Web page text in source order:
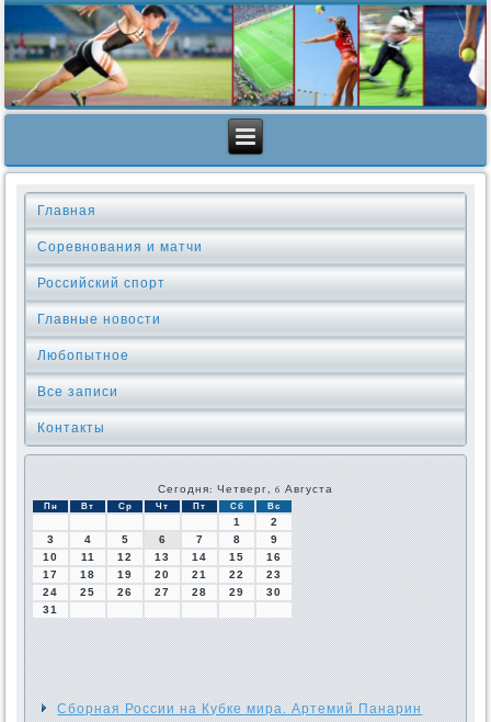
Главная
Соревнования и матчи
Российский спорт
Главные новости
Любопытное
Все записи
Контакты
Сегодня: Четверг, 6 Августа
Пн Вт Ср Чт Пт Сб Вс
1
2
3
4 5 6 7 8
9
10
11 12 13 14 15
16
17
18 19 20 21 22
23
24
25 26 27 28 29
30
31
Сборная России на Кубке мира. Артемий Панарин